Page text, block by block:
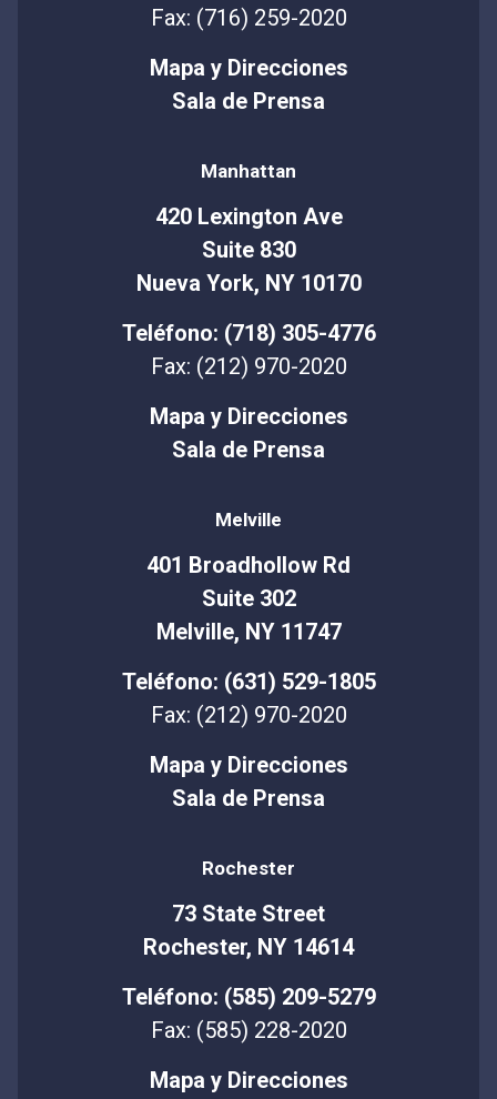
Fax: (716) 259-2020
Mapa y Direcciones
Sala de Prensa
Manhattan
420 Lexington Ave
Suite 830
Nueva York, NY 10170
Teléfono: (718) 305-4776
Fax: (212) 970-2020
Mapa y Direcciones
Sala de Prensa
Melville
401 Broadhollow Rd
Suite 302
Melville, NY 11747
Teléfono: (631) 529-1805
Fax: (212) 970-2020
Mapa y Direcciones
Sala de Prensa
Rochester
73 State Street
Rochester, NY 14614
Teléfono: (585) 209-5279
Fax: (585) 228-2020
Mapa y Direcciones